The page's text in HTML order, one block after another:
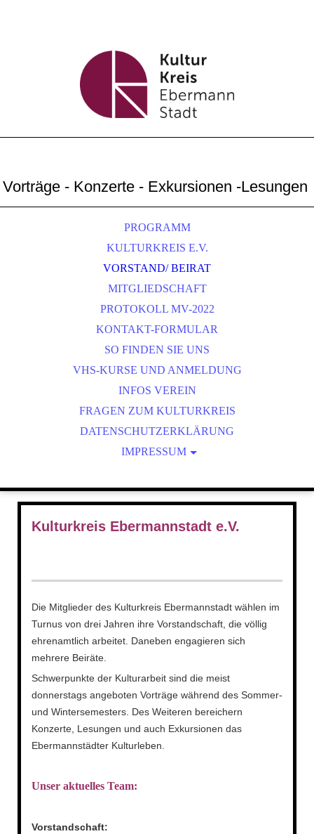
Vorträge - Konzerte - Exkursionen -Lesungen
PROGRAMM
KULTURKREIS E.V.
VORSTAND/ BEIRAT
MITGLIEDSCHAFT
PROTOKOLL MV-2022
KONTAKT-FORMULAR
SO FINDEN SIE UNS
VHS-KURSE UND ANMELDUNG
INFOS VEREIN
FRAGEN ZUM KULTURKREIS
DATENSCHUTZERKLÄRUNG
IMPRESSUM
BÜCHERSCHRANK AM MARKTPLATZ
KK-SS-2016
Kulturkreis Ebermannstadt e.V.
DieMitglieder des Kulturkreis Ebermannstadt wählen im
Turnus von drei Jahren ihre Vorstandschaft, die völlig
ehrenamtlich arbeitet. Daneben engagieren sich
mehrere Beiräte.
Schwerpunkte der Kulturarbeit sind die meist
donnerstags angeboten Vorträge während des Sommer-
und Wintersemesters. Des Weiteren bereichern
Konzerte, Lesungen und auch Exkursionen das
Ebermannstädter Kulturleben.
Unser aktuelles Team:
Vorstandschaft: